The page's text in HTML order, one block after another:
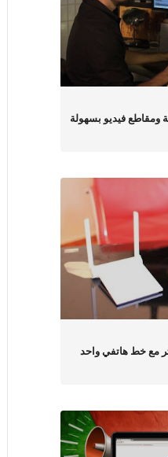
ومقاطع فيديو بسهولة
مع خط هاتفي واحد